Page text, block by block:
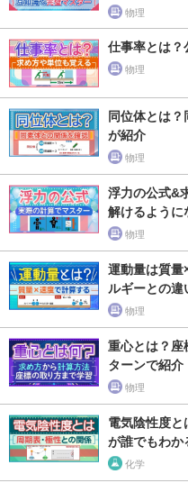
物理
仕事率とは？
物理
同位体とは
が紹介
物理
浮力の公式&
解けるように
物理
運動量は質量
ルギーとの違
物理
重心とは？座
ターンで紹介
物理
電気陰性度
が誰でもわか
化学